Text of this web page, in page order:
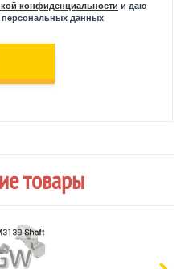
конфиденциальности и даю
персональных данных
товары